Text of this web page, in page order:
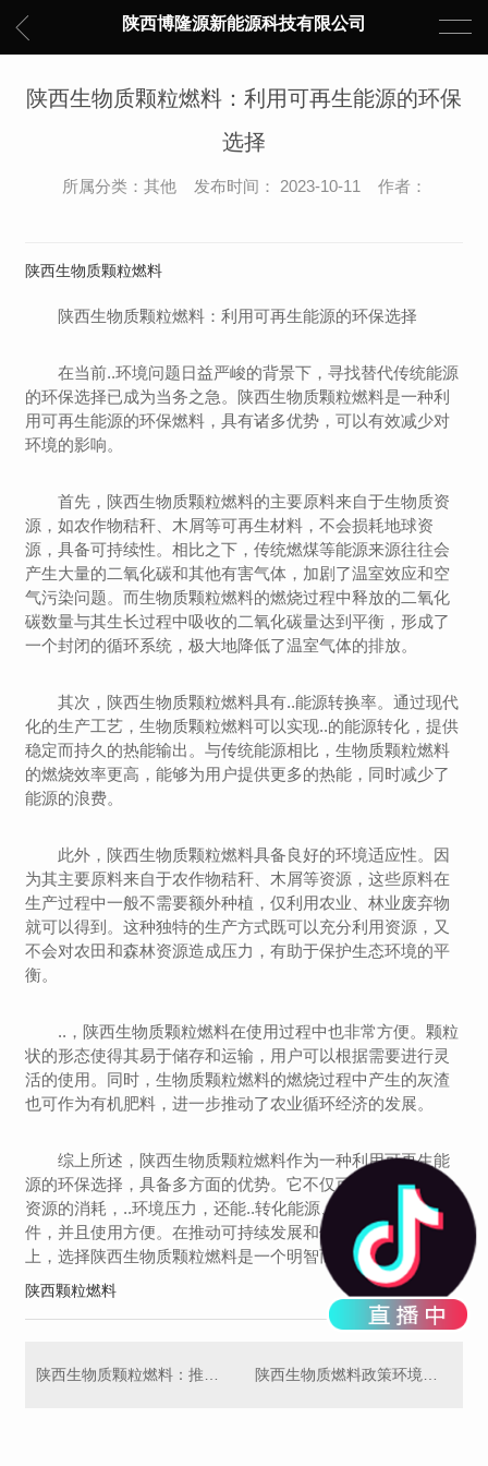
陕西博隆源新能源科技有限公司
陕西生物质颗粒燃料：利用可再生能源的环保
选择
所属分类：其他 发布时间： 2023-10-11 作者：
陕西生物质颗粒燃料
陕西生物质颗粒燃料：利用可再生能源的环保选择
在当前..环境问题日益严峻的背景下，寻找替代传统能源
的环保选择已成为当务之急。陕西生物质颗粒燃料是一种利
用可再生能源的环保燃料，具有诸多优势，可以有效减少对
环境的影响。
首先，陕西生物质颗粒燃料的主要原料来自于生物质资
源，如农作物秸秆、木屑等可再生材料，不会损耗地球资
源，具备可持续性。相比之下，传统燃煤等能源来源往往会
产生大量的二氧化碳和其他有害气体，加剧了温室效应和空
气污染问题。而生物质颗粒燃料的燃烧过程中释放的二氧化
碳数量与其生长过程中吸收的二氧化碳量达到平衡，形成了
一个封闭的循环系统，极大地降低了温室气体的排放。
其次，陕西生物质颗粒燃料具有..能源转换率。通过现代
化的生产工艺，生物质颗粒燃料可以实现..的能源转化，提供
稳定而持久的热能输出。与传统能源相比，生物质颗粒燃料
的燃烧效率更高，能够为用户提供更多的热能，同时减少了
能源的浪费。
此外，陕西生物质颗粒燃料具备良好的环境适应性。因
为其主要原料来自于农作物秸秆、木屑等资源，这些原料在
生产过程中一般不需要额外种植，仅利用农业、林业废弃物
就可以得到。这种独特的生产方式既可以充分利用资源，又
不会对农田和森林资源造成压力，有助于保护生态环境的平
衡。
..，陕西生物质颗粒燃料在使用过程中也非常方便。颗粒
状的形态使得其易于储存和运输，用户可以根据需要进行灵
活的使用。同时，生物质颗粒燃料的燃烧过程中产生的灰渣
也可作为有机肥料，进一步推动了农业循环经济的发展。
综上所述，陕西生物质颗粒燃料作为一种利用可再生能
源的环保选择，具备多方面的优势。它不仅可以减少对地球
资源的消耗，..环境压力，还能..转化能源、适应各种环境条
件，并且使用方便。在推动可持续发展和保护环境的道路
上，选择陕西生物质颗粒燃料是一个明智而环保的选择。
陕西颗粒燃料